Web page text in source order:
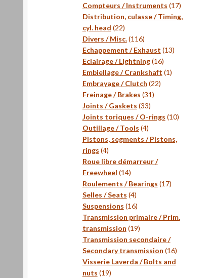
produits
Compteurs / Instruments 1717
produits
Distribution, culasse / Timing,
cyl. head 2222
produits
Divers / Misc. 116116
produits
Echappement / Exhaust 1313
Eclairage / Lightning 1616
produits
Embiellage / Crankshaft 11
Embrayage / Clutch 2222
Freinage / Brakes 3131
Joints / Gaskets 3333
produits
Joints toriques / O-rings 1010
Outillage / Tools 44
produits
Pistons, segments / Pistons,
rings 44
produits
Roue libre démarreur /
Freewheel 1414
produits
Roulements / Bearings 1717
Selles / Seats 44
produits
Suspensions 1616
produits
Transmission primaire / Prim.
transmission 1919
produits
Transmission secondaire /
Secondary transmission 1616
produits
Visserie Laverda / Bolts and
nuts 1919